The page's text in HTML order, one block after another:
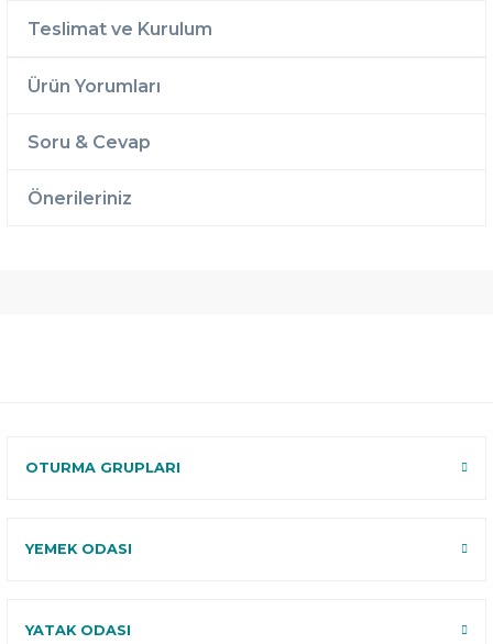
Teslimat ve Kurulum
Ürün Yorumları
Soru & Cevap
Önerileriniz
OTURMA GRUPLARI
YEMEK ODASI
YATAK ODASI